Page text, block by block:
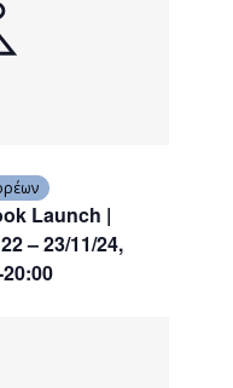
Launch |
– 23/11/24,